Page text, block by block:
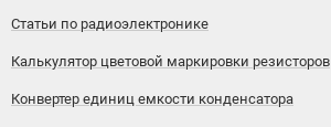
Статьи по радиоэлектронике
Калькулятор цветовой маркировки резисторов
Конвертер единиц емкости конденсатора